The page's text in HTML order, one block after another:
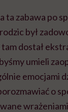
ta zabawa po
był
dostał
umieli
emocjami
o